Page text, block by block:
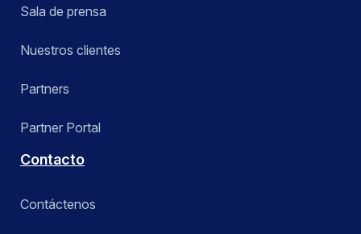
Sala de prensa
Nuestros clientes
Partners
Partner Portal
Contacto
Contáctenos